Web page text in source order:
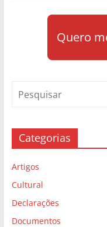
Quero
Categorias
Artigos
Cultural
Declarações
Documentos